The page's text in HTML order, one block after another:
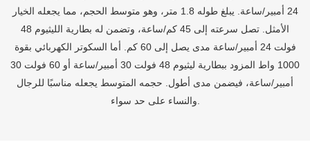
24 أمبير/ساعة. يبلغ طوله 1.8 متر، وهو متوسط ​​الحجم، مما يجعله الخيار
الأمثل. تصل سرعته إلى 45 كم/ساعة، وتضمن له بطارية الليثيوم 48
فولت 24 أمبير/ساعة مدى يصل إلى 60 كم. أما السكوتر الكهربائي بقوة
1000 واط المزود ببطارية ليثيوم 48 فولت 30 أمبير/ساعة أو 60 فولت 30
أمبير/ساعة، فيضمن مدى أطول. حجمه المتوسط ​​يجعله مناسبًا للرجال